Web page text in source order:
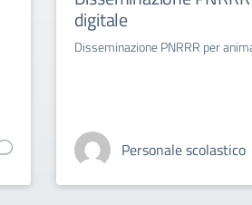
digitale
Disseminazione PNRRR per
Personale scolastico